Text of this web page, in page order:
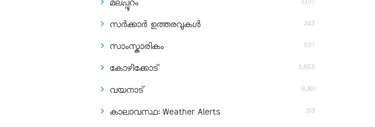
മലപ്പുറം
സർക്കാർ ഉത്തരവുകൾ 243
സാംസ്കാരികം 537
കോഴിക്കോട് 3,853
വയനാട് 6,161
കാലാവസ്ഥ: Weather Alerts 313